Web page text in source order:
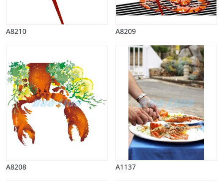
Sundhed, sygdom
Trafik, færdsel
Uddannelse
Vinter
A8210 A8209
A8208 A1137